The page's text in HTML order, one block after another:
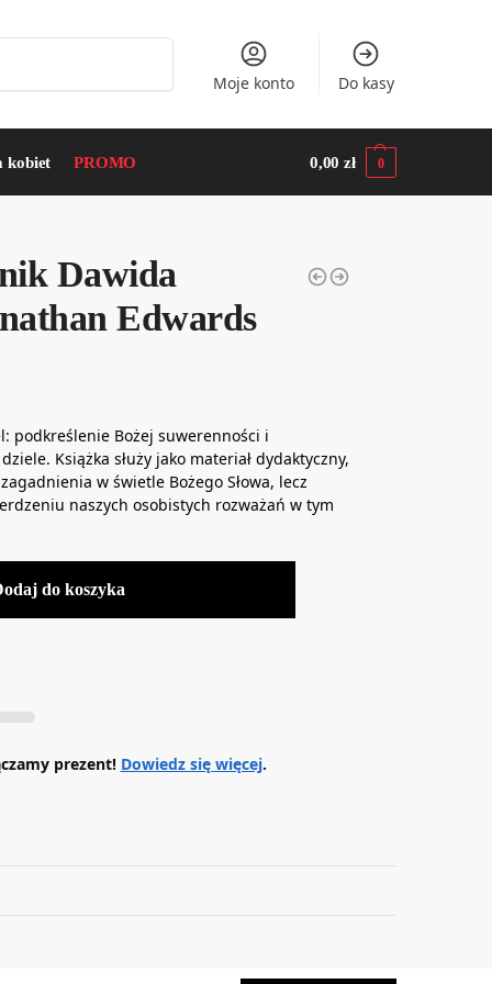
Moje konto Do kasy
kobiet PROMO 0,00zł 0
Dawida
Edwards
podkreślenie Bożej suwerenności i
Książka służy jako materiał dydaktyczny,
w świetle Bożego Słowa, lecz
naszych osobistych rozważań w tym
do koszyka
prezent! Dowiedz się więcej.